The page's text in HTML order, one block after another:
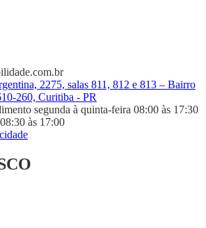
2275, salas 811, 812 e 813 – Bairro
260, Curitiba - PR
segunda à quinta-feira 08:00 às 17:30
às 17:00